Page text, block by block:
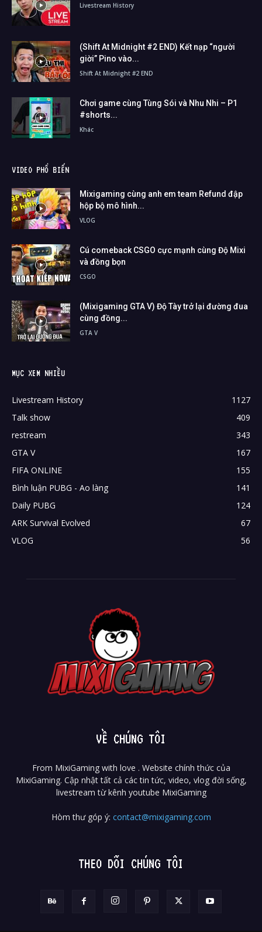
Livestream History
(Shift At Midnight #2 END) Kết nạp “người
giời” Pino vào...
Shift At Midnight #2 END
Chơi game cùng Tùng Sói và Nhu Nhi – P1
#shorts...
Khác
VIDEO PHỔ BIẾN
Mixigaming cùng anh em team Refund đập
hộp bộ mô hình...
VLOG
Cú comeback CSGO cực mạnh cùng Độ Mixi
và đồng bọn
CSGO
(Mixigaming GTA V) Độ Tày trở lại đường đua
cùng đồng...
GTA V
MỤC XEM NHIỀU
Livestream History
1127
Talk show
409
restream
343
GTA V
167
FIFA ONLINE
155
Bình luận PUBG - Ao làng
141
Daily PUBG
124
ARK Survival Evolved
67
VLOG
56
VỀ CHÚNG TÔI
From MixiGaming with love . Website chính thức của
MixiGaming. Cập nhật tất cả các tin tức, video, vlog đời sống,
livestream từ kênh youtube MixiGaming
Hòm thư góp ý: contact@mixigaming.com
THEO DÕI CHÚNG TÔI